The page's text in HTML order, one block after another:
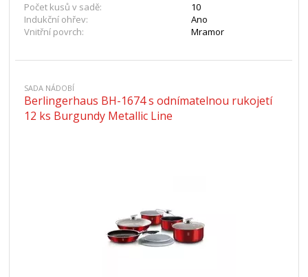
Počet kusů v sadě:
10
Indukční ohřev:
Ano
Vnitřní povrch:
Mramor
SADA NÁDOBÍ
Berlingerhaus BH-1674 s odnímatelnou rukojetí
12 ks Burgundy Metallic Line